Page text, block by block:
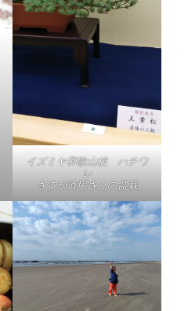
イズミヤ和歌山校 ハチワ
レ
さすが道場さんの盆栽